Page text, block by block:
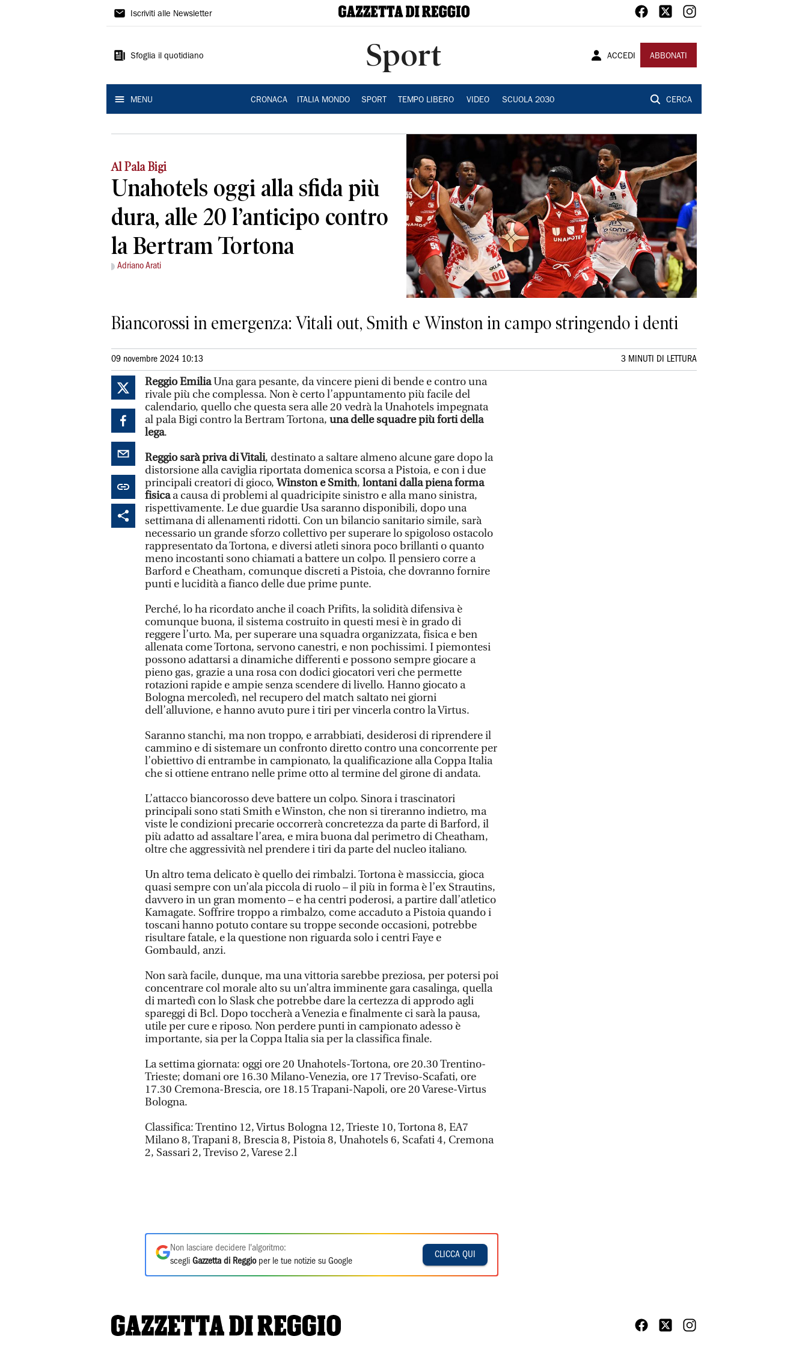
Gazzetta
Reggio
Iscriviti alle Newsletter
Sfoglia il quotidiano Sport ACCEDI ABBONATI
MENU CRONACA ITALIA MONDO SPORT TEMPO LIBERO VIDEO SCUOLA 2030 CERCA
Al Pala Bigi
Unahotels oggi alla sfida più
dura, alle 20 l’anticipo contro
la Bertram Tortona
Adriano Arati
Biancorossi in emergenza: Vitali out, Smith e Winston in campo stringendo i denti
09 novembre 2024 10:13 3 MINUTI DI LETTURA
Reggio EmiliaUna gara pesante, da vincere pieni di bende e contro una
rivale più che complessa. Non è certo l’appuntamento più facile del
calendario, quello che questa sera alle 20 vedrà la Unahotels impegnata
al pala Bigi contro la Bertram Tortona, una delle squadre più forti della
lega.
Reggio sarà priva di Vitali, destinato a saltare almeno alcune gare dopo la
distorsione alla caviglia riportata domenica scorsa a Pistoia, e con i due
principali creatori di gioco,Winston e Smith, lontani dalla piena forma
fisicaa causa di problemi al quadricipite sinistro e alla mano sinistra,
rispettivamente. Le due guardie Usa saranno disponibili, dopo una
settimana di allenamenti ridotti. Con un bilancio sanitario simile, sarà
necessario un grande sforzo collettivo per superare lo spigoloso ostacolo
rappresentato da Tortona, e diversi atleti sinora poco brillanti o quanto
meno incostanti sono chiamati a battere un colpo. Il pensiero corre a
Barford e Cheatham, comunque discreti a Pistoia, che dovranno fornire
punti e lucidità a fianco delle due prime punte.
Perché, lo ha ricordato anche il coach Prifits, la solidità difensiva è
comunque buona, il sistema costruito in questi mesi è in grado di
reggere l’urto. Ma, per superare una squadra organizzata, fisica e ben
allenata come Tortona, servono canestri, e non pochissimi. I piemontesi
possono adattarsi a dinamiche differenti e possono sempre giocare a
pieno gas, grazie a una rosa con dodici giocatori veri che permette
rotazioni rapide e ampie senza scendere di livello. Hanno giocato a
Bologna mercoledì, nel recupero del match saltato nei giorni
dell’alluvione, e hanno avuto pure i tiri per vincerla contro la Virtus.
Saranno stanchi, ma non troppo, e arrabbiati, desiderosi di riprendere il
cammino e di sistemare un confronto diretto contro una concorrente per
l’obiettivo di entrambe in campionato, la qualificazione alla Coppa Italia
che si ottiene entrano nelle prime otto al termine del girone di andata.
L’attacco biancorosso deve battere un colpo. Sinora i trascinatori
principali sono stati Smith e Winston, che non si tireranno indietro, ma
viste le condizioni precarie occorrerà concretezza da parte di Barford, il
più adatto ad assaltare l’area, e mira buona dal perimetro di Cheatham,
oltre che aggressività nel prendere i tiri da parte del nucleo italiano.
Un altro tema delicato è quello dei rimbalzi. Tortona è massiccia, gioca
quasi sempre con un’ala piccola di ruolo – il più in forma è l’ex Strautins,
davvero in un gran momento – e ha centri poderosi, a partire dall’atletico
Kamagate. Soffrire troppo a rimbalzo, come accaduto a Pistoia quando i
toscani hanno potuto contare su troppe seconde occasioni, potrebbe
risultare fatale, e la questione non riguarda solo i centri Faye e
Gombauld, anzi.
Non sarà facile, dunque, ma una vittoria sarebbe preziosa, per potersi poi
concentrare col morale alto su un’altra imminente gara casalinga, quella
di martedì con lo Slask che potrebbe dare la certezza di approdo agli
spareggi di Bcl. Dopo toccherà a Venezia e finalmente ci sarà la pausa,
utile per cure e riposo. Non perdere punti in campionato adesso è
importante, sia per la Coppa Italia sia per la classifica finale.
La settima giornata: oggi ore 20 Unahotels-Tortona, ore 20.30 Trentino-
Trieste; domani ore 16.30 Milano-Venezia, ore 17 Treviso-Scafati, ore
17.30 Cremona-Brescia, ore 18.15 Trapani-Napoli, ore 20 Varese-Virtus
Bologna.
Classifica: Trentino 12, Virtus Bologna 12, Trieste 10, Tortona 8, EA7
Milano 8, Trapani 8, Brescia 8, Pistoia 8, Unahotels 6, Scafati 4, Cremona
2, Sassari 2, Treviso 2, Varese 2.l
Non lasciare decidere l'algoritmo:
scegli Gazzetta di Reggioper le tue notizie su Google
CLICCA QUI